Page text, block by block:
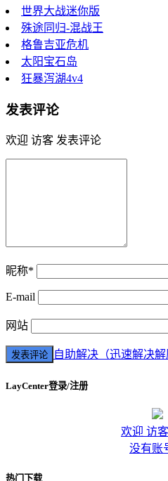
世界大战迷你版
殊途同归-混战王
格鲁吉亚危机
太阳宝石岛
狂暴泻湖4v4
发表评论
欢迎 访客 发表评论
昵称*
E-mail
网站
自助解决（迅速解决
LayCenter登录/注册
欢迎 访
没有账
热门下载